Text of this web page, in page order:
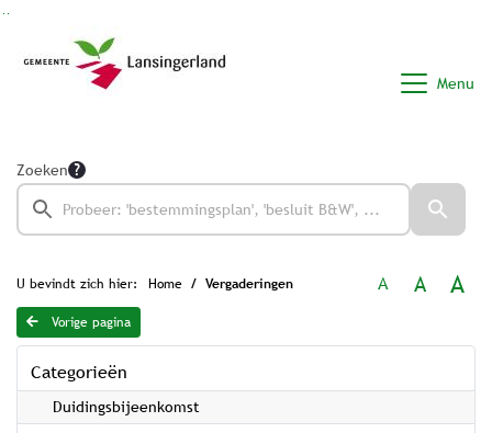
Menu
Zoeken
U bevindt zich hier: Home Vergaderingen A A A
Vorige pagina
Categorieën
Duidingsbijeenkomst